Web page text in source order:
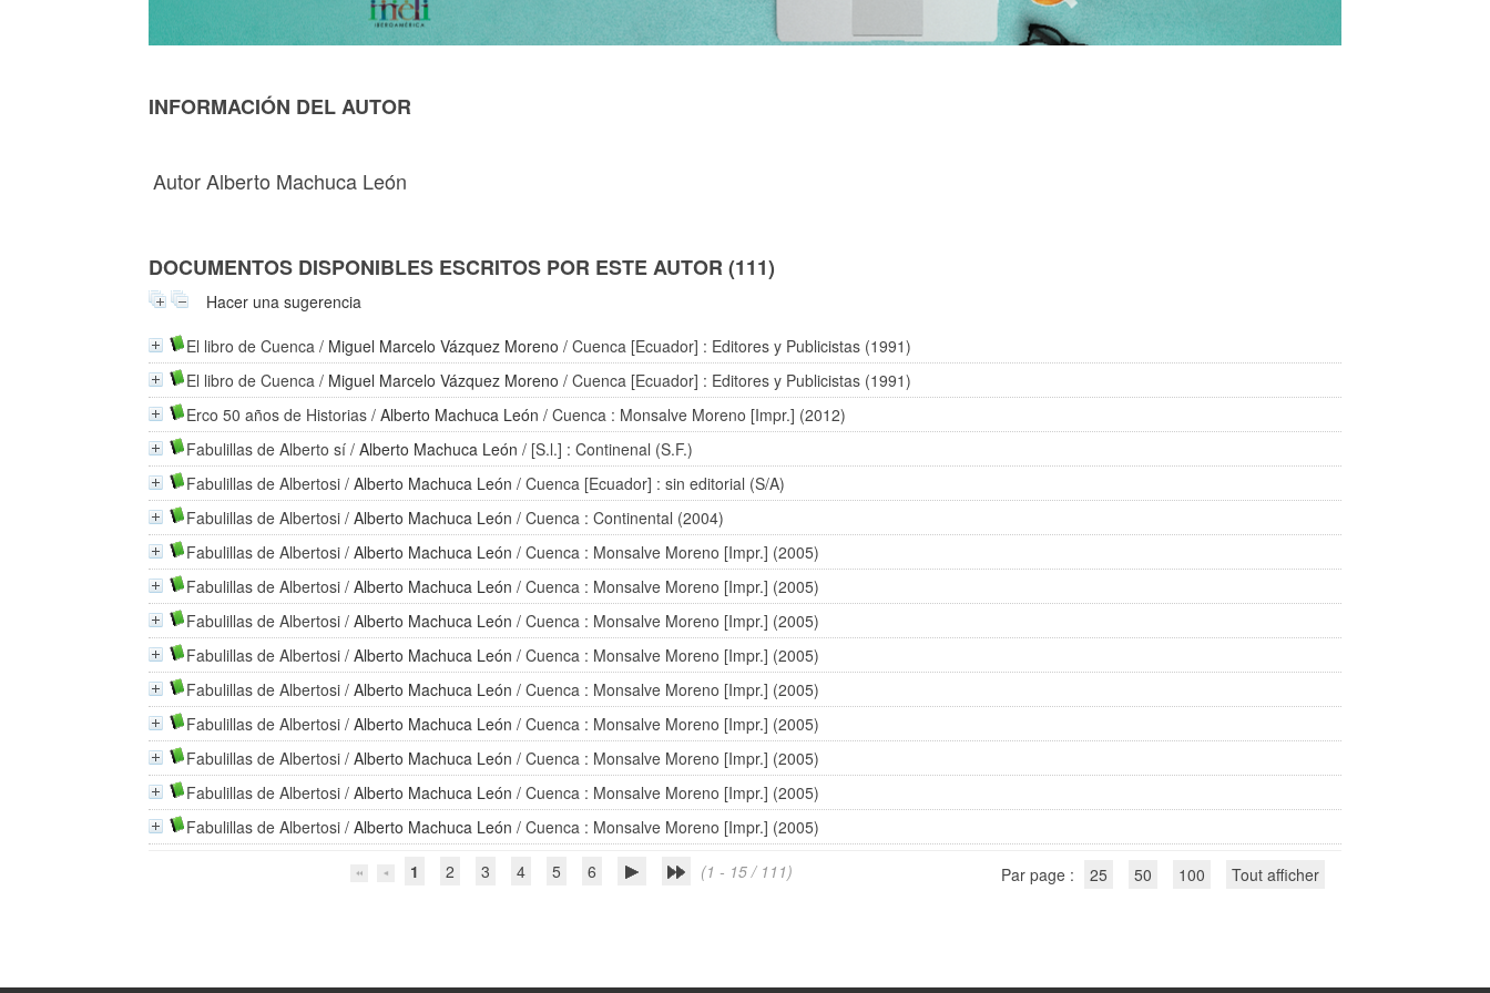
INFORMACIÓN DEL AUTOR
Autor Alberto Machuca León
DOCUMENTOS DISPONIBLES ESCRITOS POR ESTE AUTOR (111)
Hacer una sugerencia
El libro de Cuenca / Miguel Marcelo Vázquez Moreno / Cuenca [Ecuador] : Editores y Publicistas (1991)
El libro de Cuenca / Miguel Marcelo Vázquez Moreno / Cuenca [Ecuador] : Editores y Publicistas (1991)
Erco 50 años de Historias /Alberto Machuca León / Cuenca : Monsalve Moreno [Impr.] (2012)
Fabulillas de Alberto sí /Alberto Machuca León / [S.l.] : Continenal (S.F.)
Fabulillas de Albertosi /Alberto Machuca León / Cuenca [Ecuador] : sin editorial (S/A)
Fabulillas de Albertosi /Alberto Machuca León / Cuenca : Continental (2004)
Fabulillas de Albertosi /Alberto Machuca León / Cuenca : Monsalve Moreno [Impr.] (2005)
Fabulillas de Albertosi /Alberto Machuca León / Cuenca : Monsalve Moreno [Impr.] (2005)
Fabulillas de Albertosi /Alberto Machuca León / Cuenca : Monsalve Moreno [Impr.] (2005)
Fabulillas de Albertosi /Alberto Machuca León / Cuenca : Monsalve Moreno [Impr.] (2005)
Fabulillas de Albertosi /Alberto Machuca León / Cuenca : Monsalve Moreno [Impr.] (2005)
Fabulillas de Albertosi /Alberto Machuca León / Cuenca : Monsalve Moreno [Impr.] (2005)
Fabulillas de Albertosi /Alberto Machuca León / Cuenca : Monsalve Moreno [Impr.] (2005)
Fabulillas de Albertosi /Alberto Machuca León / Cuenca : Monsalve Moreno [Impr.] (2005)
Fabulillas de Albertosi /Alberto Machuca León / Cuenca : Monsalve Moreno [Impr.] (2005)
1
2 3 4 5 6 (1 - 15 / 111) Par page : 25 50 100 Tout afficher